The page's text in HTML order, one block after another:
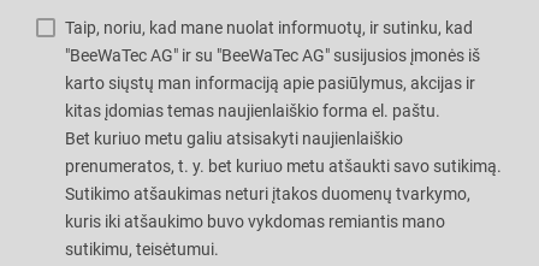
Taip, noriu, kad mane nuolat informuotų, ir sutinku, kad
"BeeWaTec AG" ir su "BeeWaTec AG" susijusios įmonės iš
karto siųstų man informaciją apie pasiūlymus, akcijas ir
kitas įdomias temas naujienlaiškio forma el. paštu.
Bet kuriuo metu galiu atsisakyti naujienlaiškio
prenumeratos, t. y. bet kuriuo metu atšaukti savo sutikimą.
Sutikimo atšaukimas neturi įtakos duomenų tvarkymo,
kuris iki atšaukimo buvo vykdomas remiantis mano
sutikimu, teisėtumui.